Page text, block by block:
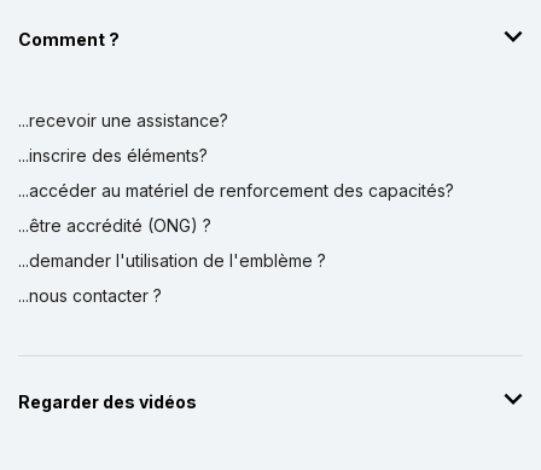
Comment ?
...recevoir une assistance?
...inscrire des éléments?
...accéder au matériel de renforcement des capacités?
...être accrédité (ONG) ?
...demander l'utilisation de l'emblème ?
...nous contacter ?
Regarder des vidéos